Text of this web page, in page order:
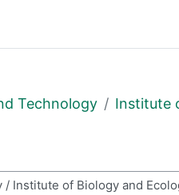
Technology Institute